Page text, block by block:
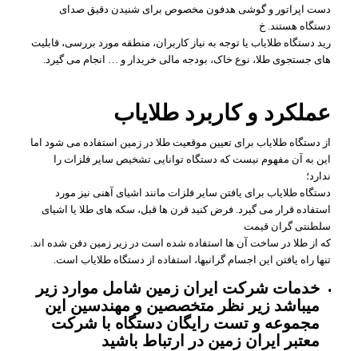
دست اپراتور و گوشی هدفون مخصوص برای شنیدن دقیق صدای
دستگاه هستند. خ
رید دستگاه طلایاب یا توجه به نیاز کاربران، منطقه مورد بررسی، قابلیت
های جستجوی طلا، نوع خاک، بودجه مالی خریدار و … انجام می گیرد.
عملکرد و کاربرد طلایاب
از دستگاه طلایاب برای تعیین موقعیت طلا در زمین استفاده می شود اما
این به آن مفهوم نیست که دستگاه توانایی تشخیص سایر فلزات را
ندارد؛
دستگاه طلایاب برای یافتن سایر فلزات مانند اشیای آهنی نیز مورد
استفاده قرار می گیرد. فرض کنید قرن ها قبل، سکه های طلا یا اشیای
سلطنتی گران قیمت
که از طلا در ساخت آن ها استفاده شده است در زیر زمین دفن شده اند.
تنها راه یافتن این اجسام گرانبها، استفاده از دستگاه طلایاب است.
خدمات شرکت ایران زمین شامل موارد زیر
میباشد زیر نظر متخصصین و مهندسین این
مجموعه و تست رایگان دستگاه با شرکت
معتبر ایران زمین در ارتباط باشید